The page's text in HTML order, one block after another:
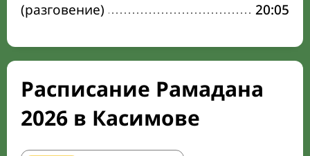
(разговение)
20:05
Расписание Рамадана
2026 в Касимове